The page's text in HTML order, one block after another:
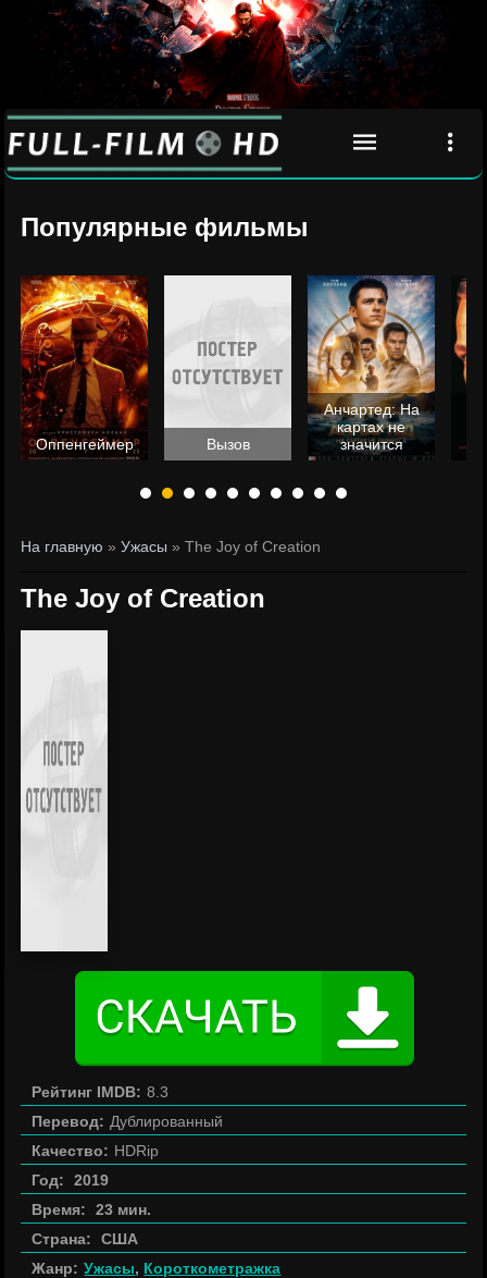
Популярные фильмы
Оппенгеймер Вызов
Анчартед: На
картах не
значится
На главную »Ужасы » The Joy of Creation
The Joy of Creation
Рейтинг IMDB: 8.3
Перевод: Дублированный
Качество: HDRip
Год:
2019
Время:
23 мин.
Страна:
США
Жанр: Ужасы, Короткометражка